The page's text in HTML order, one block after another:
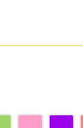
Violeta